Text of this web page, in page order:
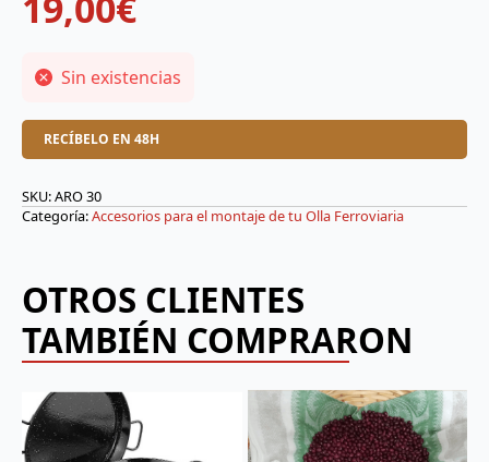
Sin existencias
RECÍBELO EN 48H
SKU:ARO 30
Categoría:Accesorios para el montaje de tu Olla Ferroviaria
OTROS CLIENTES
TAMBIÉN COMPRARON